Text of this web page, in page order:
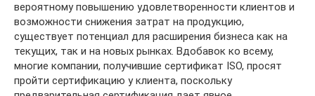
вероятному повышению удовлетворенности клиентов и
возможности снижения затрат на продукцию,
существует потенциал для расширения бизнеса как на
текущих, так и на новых рынках. Вдобавок ко всему,
многие компании, получившие сертификат ISO, просят
пройти сертификацию у клиента, поскольку